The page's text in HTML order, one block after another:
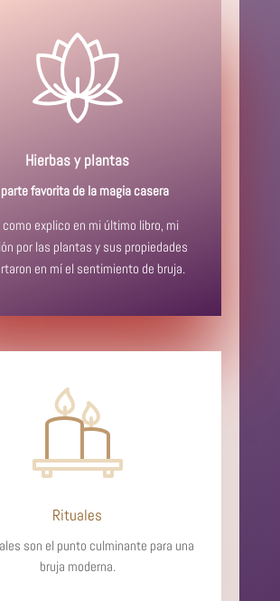
Hierbas y plantas
favorita de la magia casera
como explico en mi último libro, mi
por las plantas y sus propiedades
en mí el sentimiento de bruja.
Rituales
son el punto culminante para una
bruja moderna.